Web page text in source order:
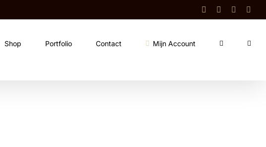
FacebookInstagram
Shop
Shop Portfolio Contact Mijn Account